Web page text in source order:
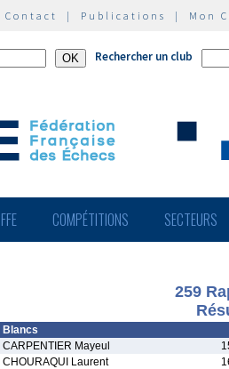
Contact | Publications | Mon
Rechercher un club
FFE COMPÉTITIONS SECTEURS
259
Blancs
CARPENTIER Mayeul
CHOURAQUI Laurent